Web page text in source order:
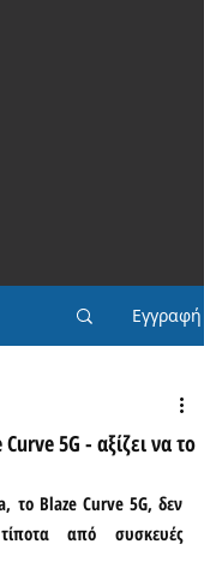
Εγγραφή
5G - αξίζει να το
το Blaze Curve 5G, δεν
από συσκευές